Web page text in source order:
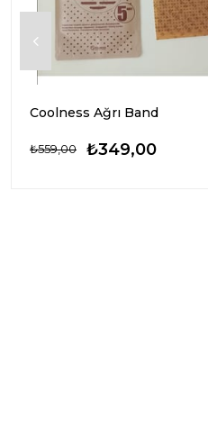
Coolness Ağrı Band
₺349,00
₺559,00